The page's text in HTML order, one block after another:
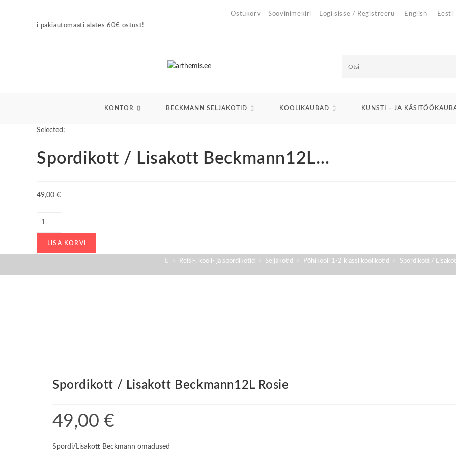
Ostukorv Soovinimekiri Logi sisse / Registreeru English
Eesti
alates 60€ ostust!
O
KONTOR BECKMANN SELJAKOTID KOOLIKAUBAD KUNSTI – JA
Selected:
Spordikott / Lisakott Beckmann12L…
49,00 €
Spordikott
Lisakott
Beckmann12L
LISA KORVI
> Reisi-, kooli- ja spordikotid > Seljakotid > Põhikooli 1-2 klassi koolikotid > Spordikott /
Spordikott / Lisakott Beckmann12L Rosie
49,00 €
Spordi/Lisakott Beckmann omadused